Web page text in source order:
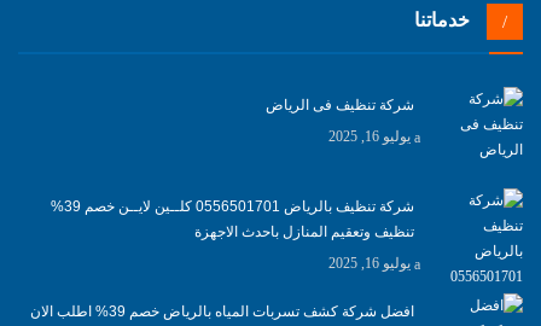
خدماتنا
شركة تنظيف فى الرياض
يوليو 16, 2025
شركة تنظيف بالرياض 0556501701 كلــين لايــن خصم 39%
تنظيف وتعقيم المنازل باحدث الاجهزة
يوليو 16, 2025
افضل شركة كشف تسربات المياه بالرياض خصم 39% اطلب الان